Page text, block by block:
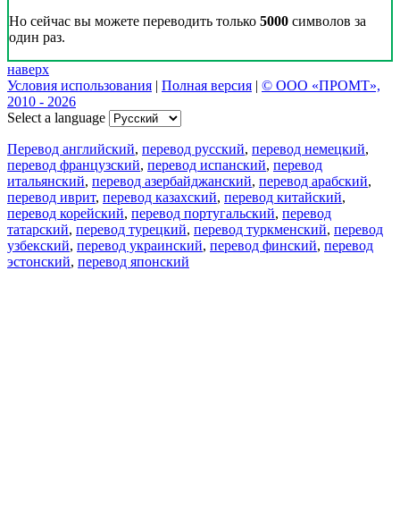
Но сейчас вы можете переводить только 5000 символов за
один раз.
наверх
Условия использования | Полная версия | © ООО «ПРОМТ»,
2010 - 2026
Select a language
Перевод английский, перевод русский, перевод немецкий,
перевод французский, перевод испанский, перевод
итальянский, перевод азербайджанский, перевод арабский,
перевод иврит, перевод казахский, перевод китайский,
перевод корейский, перевод португальский, перевод
татарский, перевод турецкий, перевод туркменский, перевод
узбекский, перевод украинский, перевод финский, перевод
эстонский, перевод японский